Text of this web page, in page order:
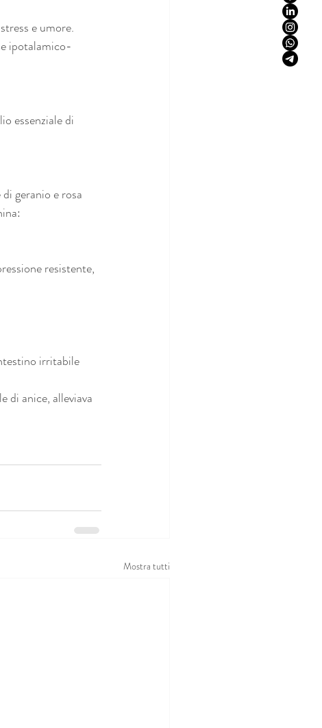
e umore.
ipotalamico-
essenziale di
geranio e rosa
resistente,
irritabile
di anice, alleviava
Mostra tutti